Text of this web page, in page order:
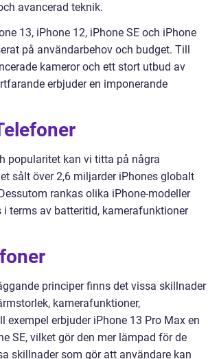
avancerad teknik.
13, iPhone 12, iPhone SE och iPhone
på användarbehov och budget. Till
kameror och ett stort utbud av
erbjuder en imponerande
popularitet kan vi titta på några
sålt över 2,6 miljarder iPhones globalt
rankas olika iPhone-modeller
terms av batteritid, kamerafunktioner
principer finns det vissa skillnader
kamerafunktioner,
erbjuder iPhone 13 Pro Max en
SE, vilket gör den mer lämpad för de
skillnader som gör att användare kan